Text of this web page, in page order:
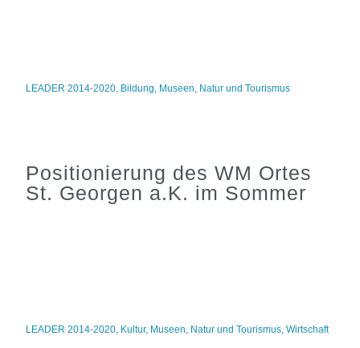
LEADER 2014-2020, Bildung, Museen, Natur und Tourismus
Positionierung des WM Ortes
St. Georgen a.K. im Sommer
LEADER 2014-2020, Kultur, Museen, Natur und Tourismus,Wirtschaft